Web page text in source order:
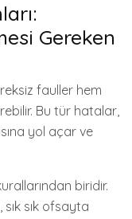
Gereken
fauller hem
Bu tür hatalar,
yol açar ve
biridir.
sık ofsayta